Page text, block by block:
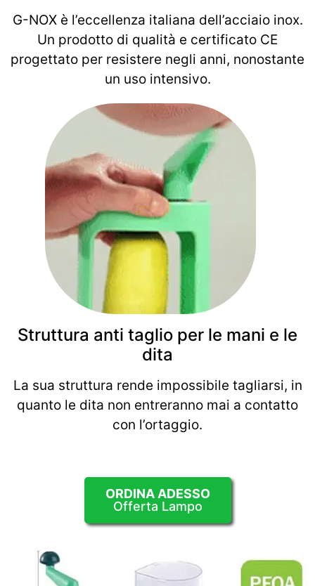
G-NOX è l’eccellenza italiana dell’acciaio inox.
Un prodotto di qualità e certificato CE
progettato per resistere negli anni, nonostante
un uso intensivo.
Struttura anti taglio per le mani e le
dita
La sua struttura rende impossibile tagliarsi, in
quanto le dita non entreranno mai a contatto
con l’ortaggio.
ORDINA ADESSO
Offerta Lampo